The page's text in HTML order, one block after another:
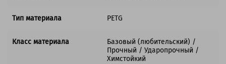
Тип материала PETG
Класс материала
Базовый (любительский) /
Прочный / Ударопрочный /
Химстойкий